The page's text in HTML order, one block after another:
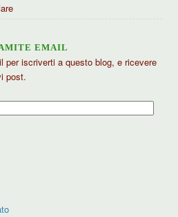
EMAIL
per iscriverti a questo blog, e ricevere
post.